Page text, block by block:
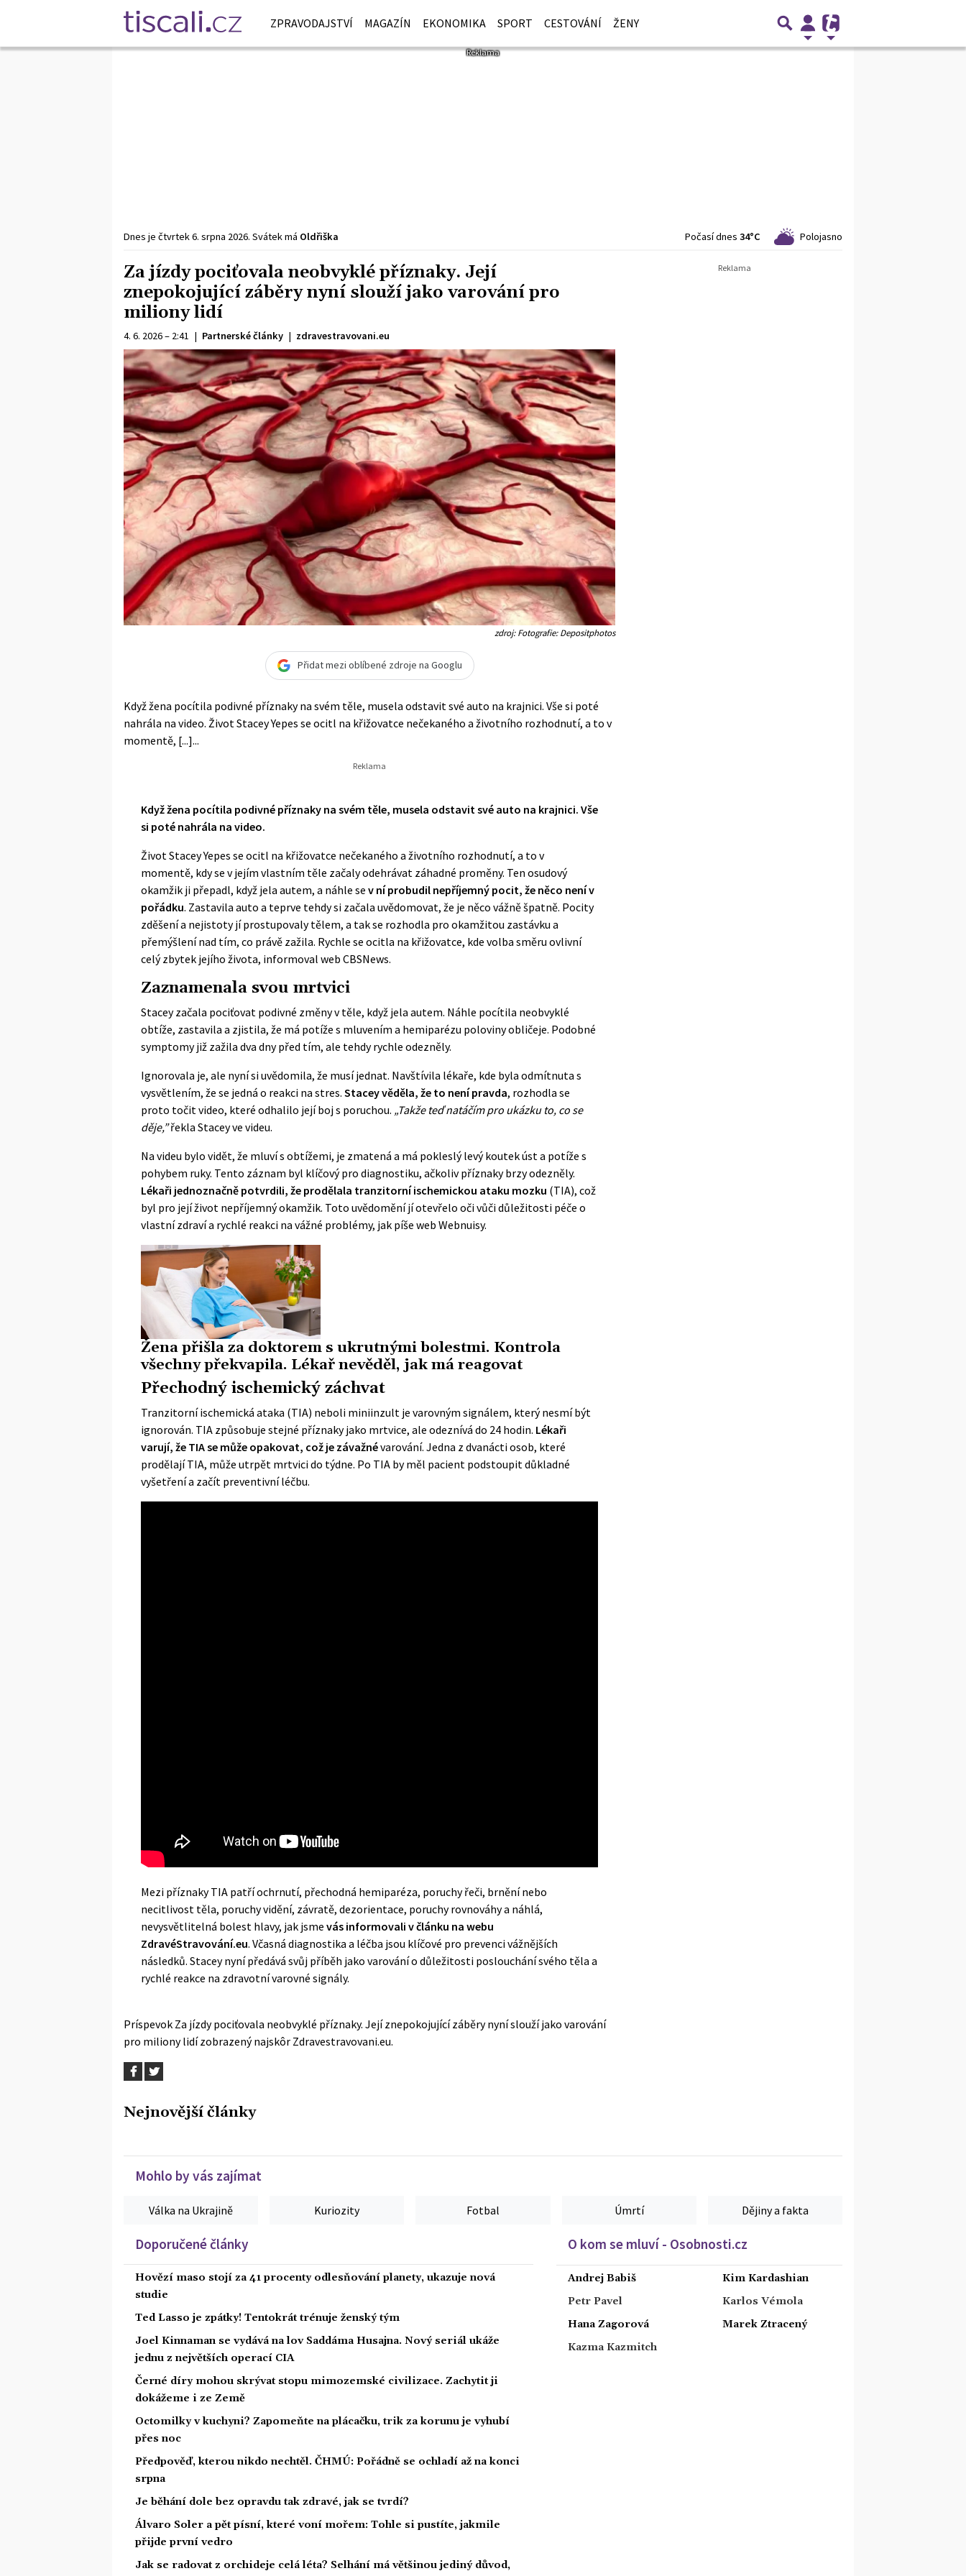
ZPRAVODAJSTVÍ MAGAZÍN EKONOMIKA SPORT CESTOVÁNÍ ŽENY
Dnes je čtvrtek6. srpna 2026. Svátek má Oldřiška Počasí dnes 34°C Polojasno
Za jízdy pociťovala neobvyklé příznaky. Její
znepokojující záběry nyní slouží jako varování pro
miliony lidí
4. 6. 2026 – 2:41 | Partnerské články | zdravestravovani.eu
zdroj: Fotografie: Depositphotos
Přidat mezi oblíbené zdroje na Googlu
Když žena pocítila podivné příznaky na svém těle, musela odstavit své auto na krajnici. Vše si poté
nahrála na video. Život Stacey Yepes se ocitl na křižovatce nečekaného a životního rozhodnutí, a to v
momentě, [...]...
Když žena pocítila podivné příznaky na svém těle, musela odstavit své auto na krajnici. Vše
si poté nahrála na video.
Život Stacey Yepes se ocitl na křižovatce nečekaného a životního rozhodnutí, a to v
momentě, kdy se v jejím vlastním těle začaly odehrávat záhadné proměny. Ten osudový
okamžik ji přepadl, když jela autem, a náhle se v ní probudil nepříjemný pocit, že něco není v
pořádku. Zastavila auto a teprve tehdy si začala uvědomovat, že je něco vážně špatně. Pocity
zděšení a nejistoty jí prostupovaly tělem, a tak se rozhodla pro okamžitou zastávku a
přemýšlení nad tím, co právě zažila. Rychle se ocitla na křižovatce, kde volba směru ovlivní
celý zbytek jejího života, informoval web CBSNews.
Zaznamenala svou mrtvici
Stacey začala pociťovat podivné změny v těle, když jela autem. Náhle pocítila neobvyklé
obtíže, zastavila a zjistila, že má potíže s mluvením a hemiparézu poloviny obličeje. Podobné
symptomy již zažila dva dny před tím, ale tehdy rychle odezněly.
Ignorovala je, ale nyní si uvědomila, že musí jednat. Navštívila lékaře, kde byla odmítnuta s
vysvětlením, že se jedná o reakci na stres. Stacey věděla, že to není pravda, rozhodla se
proto točit video, které odhalilo její boj s poruchou. „Takže teď natáčím pro ukázku to, co se
děje,”řekla Stacey ve videu.
Na videu bylo vidět, že mluví s obtížemi, je zmatená a má pokleslý levý koutek úst a potíže s
pohybem ruky. Tento záznam byl klíčový pro diagnostiku, ačkoliv příznaky brzy odezněly.
Lékaři jednoznačně potvrdili, že prodělala tranzitorní ischemickou ataku mozku (TIA), což
byl pro její život nepříjemný okamžik. Toto uvědomění jí otevřelo oči vůči důležitosti péče o
vlastní zdraví a rychlé reakci na vážné problémy, jak píše web Webnuisy.
Žena přišla za doktorem s ukrutnými bolestmi. Kontrola
všechny překvapila. Lékař nevěděl, jak má reagovat
Přechodný ischemický záchvat
Tranzitorní ischemická ataka (TIA) neboli miniinzult je varovným signálem, který nesmí být
ignorován. TIA způsobuje stejné příznaky jako mrtvice, ale odeznívá do 24 hodin. Lékaři
varují, že TIA se může opakovat, což je závažnévarování. Jedna z dvanácti osob, které
prodělají TIA, může utrpět mrtvici do týdne. Po TIA by měl pacient podstoupit důkladné
vyšetření a začít preventivní léčbu.
Mezi příznakyTIA patří ochrnutí, přechodná hemiparéza, poruchy řeči, brnění nebo
necitlivost těla, poruchy vidění, závratě, dezorientace, poruchy rovnováhy a náhlá,
nevysvětlitelná bolest hlavy, jak jsme vás informovali v článku na webu
ZdravéStravování.eu. Včasná diagnostika a léčba jsou klíčové pro prevenci vážnějších
následků. Stacey nyní předává svůj příběh jako varování o důležitosti poslouchání svého těla a
rychlé reakce na zdravotní varovné signály.
Príspevok Za jízdy pociťovala neobvyklé příznaky. Její znepokojující záběry nyní slouží jako varování
pro miliony lidízobrazený najskôr Zdravestravovani.eu.
Nejnovější články
Mohlo by vás zajímat
Válka na Ukrajině Kuriozity Fotbal Úmrtí Dějiny a fakta
Doporučené články
Hovězí maso stojí za 41 procenty odlesňování planety, ukazuje nová
studie
Ted Lasso je zpátky! Tentokrát trénuje ženský tým
Joel Kinnaman se vydává na lov Saddáma Husajna. Nový seriál ukáže
jednu z největších operací CIA
Černé díry mohou skrývat stopu mimozemské civilizace. Zachytit ji
dokážeme i ze Země
Octomilky v kuchyni? Zapomeňte na plácačku, trik za korunu je vyhubí
přes noc
Předpověď, kterou nikdo nechtěl. ČHMÚ: Pořádně se ochladí až na konci
srpna
Je běhání dole bez opravdu tak zdravé, jak se tvrdí?
Álvaro Soler a pět písní, které voní mořem: Tohle si pustíte, jakmile
přijde první vedro
Jak se radovat z orchideje celá léta? Selhání má většinou jediný důvod,
O kom se mluví - Osobnosti.cz
Andrej Babiš
Petr Pavel
Hana Zagorová
Kazma Kazmitch
Kim Kardashian
Karlos Vémola
Marek Ztracený